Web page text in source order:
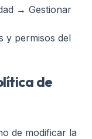
→ Gestionar
y permisos del
de
de modificar la